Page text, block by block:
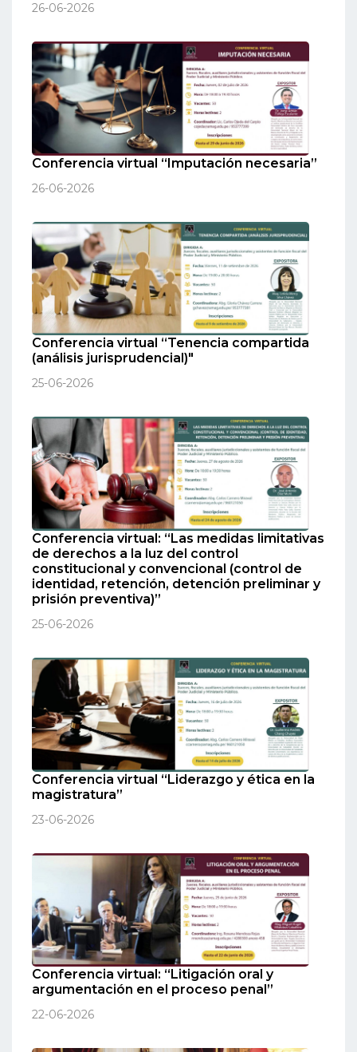
26-06-2026
Conferencia virtual “Imputación necesaria”
26-06-2026
Conferencia virtual “Tenencia compartida
(análisis jurisprudencial)"
25-06-2026
Conferencia virtual: “Las medidas limitativas
de derechos a la luz del control
constitucional y convencional (control de
identidad, retención, detención preliminar y
prisión preventiva)”
25-06-2026
Conferencia virtual “Liderazgo y ética en la
magistratura”
23-06-2026
Conferencia virtual: “Litigación oral y
argumentación en el proceso penal”
22-06-2026